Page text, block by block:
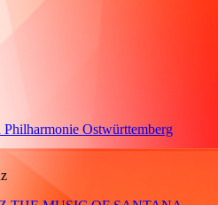
Philharmonie Ostwürttemberg